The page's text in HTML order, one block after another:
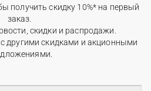
получить скидку 10%* на первый
заказ.
скидки и распродажи.
другими скидками и акционными